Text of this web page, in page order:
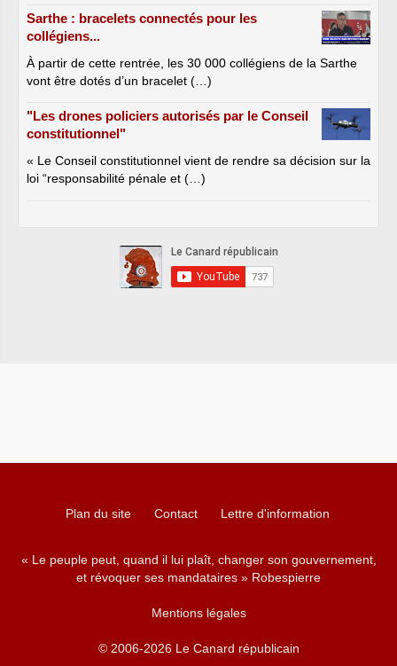
Sarthe : bracelets connectés pour les
collégiens...
À partir de cette rentrée, les 30 000 collégiens de la Sarthe
vont être dotés d’un bracelet (…)
"Les drones policiers autorisés par le Conseil
constitutionnel"
« Le Conseil constitutionnel vient de rendre sa décision sur la
loi “responsabilité pénale et (…)
Plan du site Contact Lettre d'information
« Le peuple peut, quand il lui plaît, changer son gouvernement,
et révoquer ses mandataires » Robespierre
Mentions légales
© 2006-2026 Le Canard républicain